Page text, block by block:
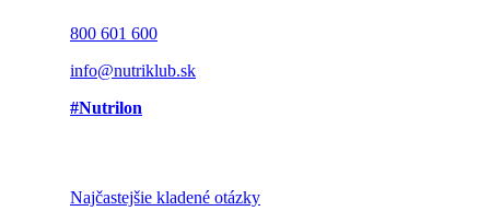
800 601 600
info@nutriklub.sk
#Nutrilon
Najčastejšie kladené otázky